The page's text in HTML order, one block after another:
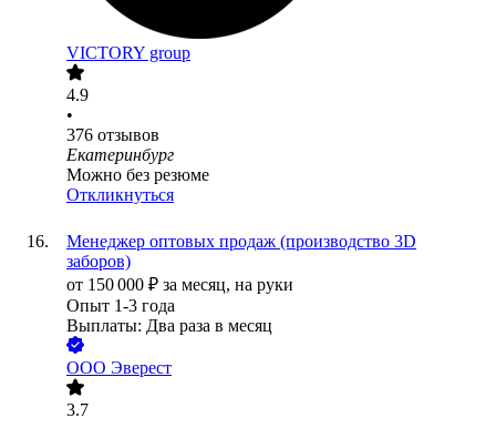
VICTORY group
4.9
•
376 отзывов
Екатеринбург
Можно без резюме
Откликнуться
Менеджер оптовых продаж (производство 3D
заборов)
от 150 000 ₽ за месяц, на руки
Опыт 1-3 года
Выплаты: Два раза в месяц
ООО Эверест
3.7